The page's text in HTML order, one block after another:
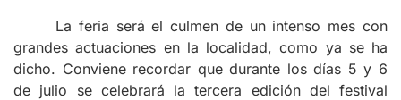
La feria será el culmen de un intenso mes con
grandes actuaciones en la localidad, como ya se ha
dicho. Conviene recordar que durante los días 5 y 6
de julio se celebrará la tercera edición del festival